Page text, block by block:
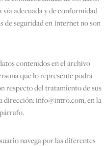
vía adecuada y de conformidad
de seguridad en Internet no son
contenidos en el archivo
que lo represente podrá
respecto del tratamiento de sus
dirección: info@intro.com, en la
navega por las diferentes